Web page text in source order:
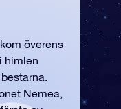
överens
himlen
Nemea,